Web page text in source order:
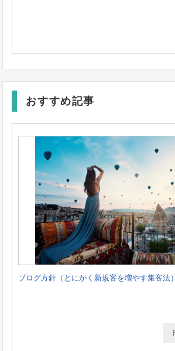
おすすめ記事
ブログ方針（とにかく新規客を増やす集客法）